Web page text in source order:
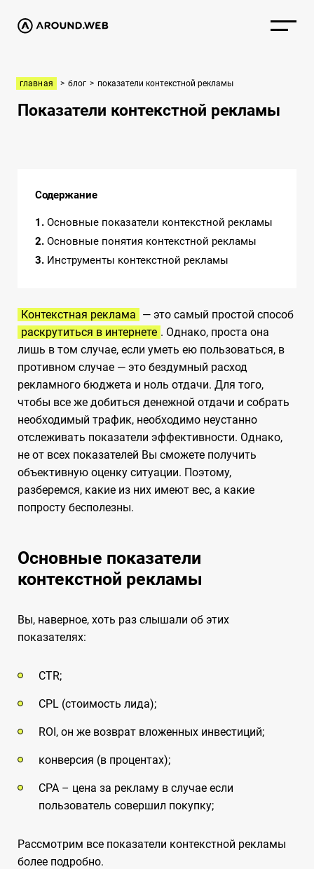
главная > блог > показатели контекстной рекламы
Показатели контекстной рекламы
Содержание
1
Основные показатели контекстной рекламы
2 Основные понятия контекстной рекламы
3 Инструменты контекстной рекламы
Контекстная реклама — это самый простой способ
раскрутиться в интернете . Однако, проста она
лишь в том случае, если уметь ею пользоваться, в
противном случае — это бездумный расход
рекламного бюджета и ноль отдачи. Для того,
чтобы все же добиться денежной отдачи и собрать
необходимый трафик, необходимо неустанно
отслеживать показатели эффективности. Однако,
не от всех показателей Вы сможете получить
объективную оценку ситуации. Поэтому,
разберемся, какие из них имеют вес, а какие
попросту бесполезны.
Основные показатели
контекстной рекламы
Вы, наверное, хоть раз слышали об этих
показателях:
CTR;
CPL (стоимость лида);
ROI, он же возврат вложенных инвестиций;
конверсия (в процентах);
CPA – цена за рекламу в случае если
пользователь совершил покупку;
Рассмотрим все показатели контекстной рекламы
более подробно.